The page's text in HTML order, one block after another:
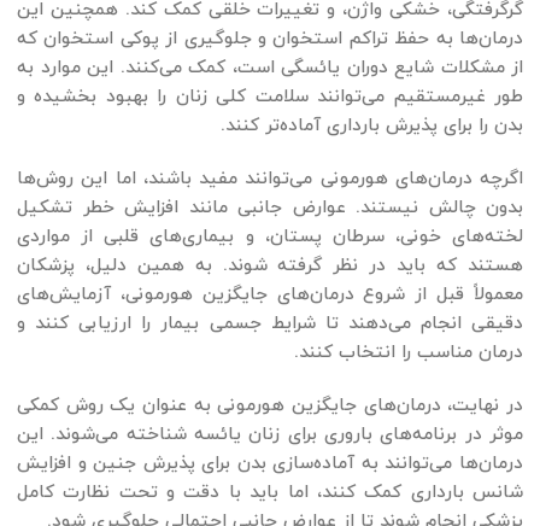
گرگرفتگی، خشکی واژن، و تغییرات خلقی کمک کند. همچنین این
درمان‌ها به حفظ تراکم استخوان و جلوگیری از پوکی استخوان که
از مشکلات شایع دوران یائسگی است، کمک می‌کنند. این موارد به
طور غیرمستقیم می‌توانند سلامت کلی زنان را بهبود بخشیده و
بدن را برای پذیرش بارداری آماده‌تر کنند.
اگرچه درمان‌های هورمونی می‌توانند مفید باشند، اما این روش‌ها
بدون چالش نیستند. عوارض جانبی مانند افزایش خطر تشکیل
لخته‌های خونی، سرطان پستان، و بیماری‌های قلبی از مواردی
هستند که باید در نظر گرفته شوند. به همین دلیل، پزشکان
معمولاً قبل از شروع درمان‌های جایگزین هورمونی، آزمایش‌های
دقیقی انجام می‌دهند تا شرایط جسمی بیمار را ارزیابی کنند و
درمان مناسب را انتخاب کنند.
در نهایت، درمان‌های جایگزین هورمونی به عنوان یک روش کمکی
موثر در برنامه‌های باروری برای زنان یائسه شناخته می‌شوند. این
درمان‌ها می‌توانند به آماده‌سازی بدن برای پذیرش جنین و افزایش
شانس بارداری کمک کنند، اما باید با دقت و تحت نظارت کامل